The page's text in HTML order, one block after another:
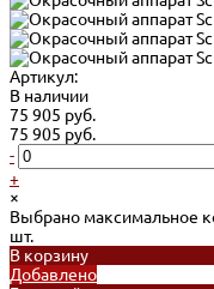
Артикул:
В наличии
75 905 руб.
75 905 руб.
-
+
×
Выбрано максимальное
шт.
В корзину
Добавлено